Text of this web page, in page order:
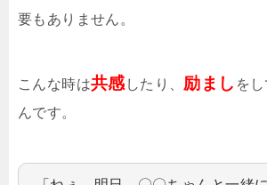
要もありません。
こんな時は共感したり、 励まし を
んです。